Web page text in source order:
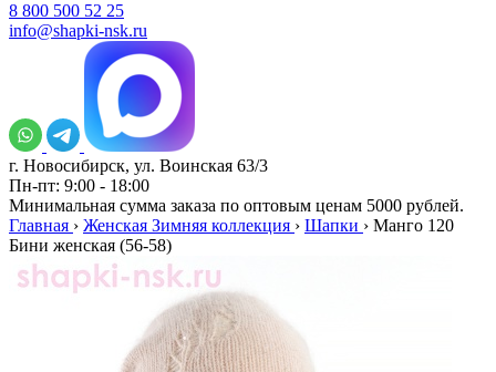
8 800 500 52 25
info@shapki-nsk.ru
г. Новосибирск, ул. Воинская 63/3
Пн-пт: 9:00 - 18:00
Минимальная сумма заказа по оптовым ценам 5000 рублей.
Главная › Женская Зимняя коллекция › Шапки › Манго 120
Бини женская (56-58)